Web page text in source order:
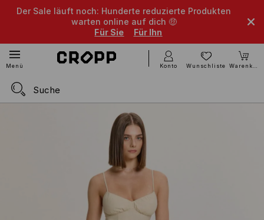
Der Sale läuft noch: Hunderte reduzierte Produkten
warten online auf dich 🤑
Für Sie
Für Ihn
Menü Konto Wunschliste Warenkorb